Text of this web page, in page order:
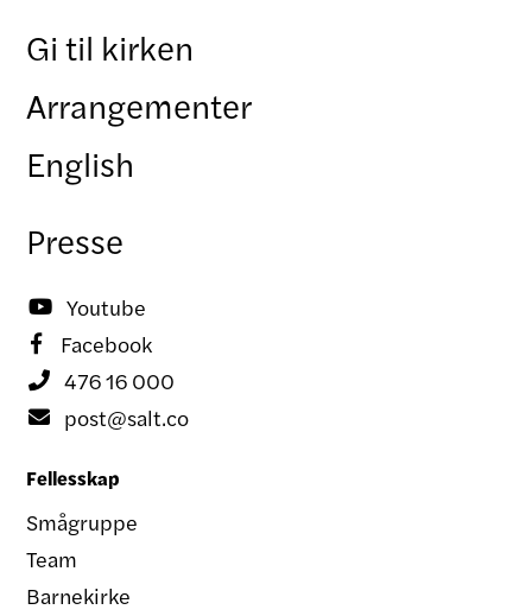
Gi til kirken
Arrangementer
English
Presse
 Youtube
 Facebook
 476 16 000
 post@salt.co
Fellesskap
Smågruppe
Team
Barnekirke